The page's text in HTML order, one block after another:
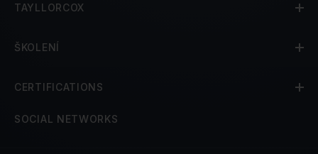
TAYLLORCOX
ŠKOLENÍ
CERTIFICATIONS
SOCIAL NETWORKS